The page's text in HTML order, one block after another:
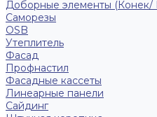
Доборные элементы (Конек/
Саморезы
ОSB
Утеплитель
Фасад
Профнастил
Фасадные кассеты
Линеарные панели
Сайдинг